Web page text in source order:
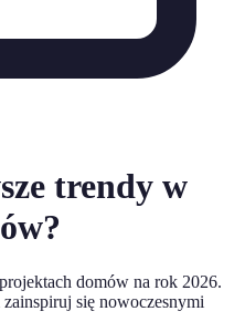
trendy w
domów na rok 2026.
się nowoczesnymi